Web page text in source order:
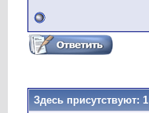
Здесь присутствуют: 1